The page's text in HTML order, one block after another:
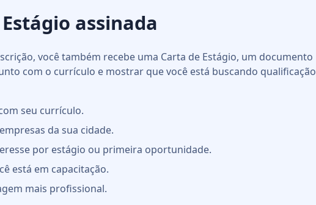
assinada
você também recebe uma Carta de Estágio, um documento
com o currículo e mostrar que você está buscando qualificação
seu currículo.
da sua cidade.
por estágio ou primeira oportunidade.
está em capacitação.
mais profissional.